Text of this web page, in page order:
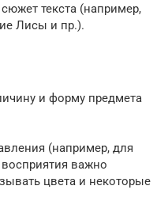
текста (например,
Лисы и пр.).
и форму предмета
(например, для
восприятия важно
цвета и некоторые